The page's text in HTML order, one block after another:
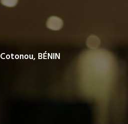
Cotonou, BÉNIN